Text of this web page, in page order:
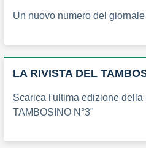
Un nuovo numero del
LA RIVISTA DEL
Scarica l'ultima edizione della
TAMBOSINO N°3"